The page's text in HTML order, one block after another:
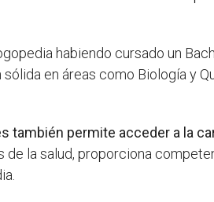
habiendo cursado un
en áreas como Biología y
también permite acceder a la
de la salud, proporciona